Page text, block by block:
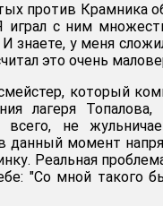
против Крамника
играл с ним
знаете, у меня
это очень
который
лагеря
всего, не
данный момент
Реальная
"Со мной